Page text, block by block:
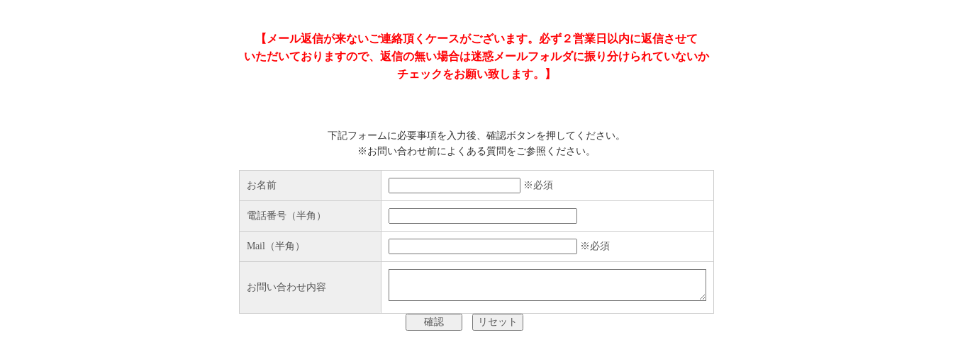
【メール返信が来ないご連絡頂くケースがございます。必ず２営業日以内に返信させて
いただいておりますので、返信の無い場合は迷惑メールフォルダに振り分けられていないか
チェックをお願い致します。】
下記フォームに必要事項を入力後、確認ボタンを押してください。
※お問い合わせ前によくある質問 をご参照ください。
お名前 ※必須
電話番号（半角）
Mail（半角） ※必須
お問い合わせ内容